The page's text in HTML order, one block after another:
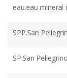
eau.eau mineral
SPP.San
SP.San